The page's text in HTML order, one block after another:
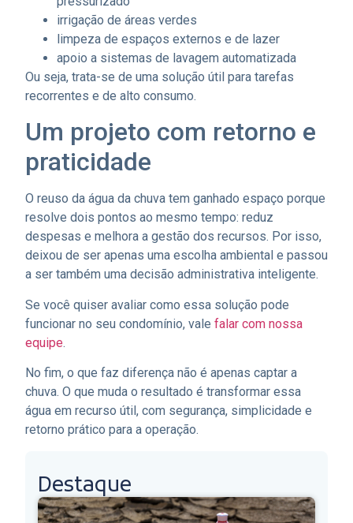
Destaque
irrigação de áreas verdes
limpeza de espaços externos e de lazer
apoio a sistemas de lavagem automatizada
Ou seja, trata-se de uma solução útil para tarefas
recorrentes e de alto consumo.
Um projeto com retorno e
praticidade
O reuso da água da chuva tem ganhado espaço porque
resolve dois pontos ao mesmo tempo: reduz
despesas e melhora a gestão dos recursos. Por isso,
deixou de ser apenas uma escolha ambiental e passou
a ser também uma decisão administrativa inteligente.
Se você quiser avaliar como essa solução pode
funcionar no seu condomínio, vale falar com nossa
equipe.
No fim, o que faz diferença não é apenas captar a
chuva. O que muda o resultado é transformar essa
água em recurso útil, com segurança, simplicidade e
retorno prático para a operação.